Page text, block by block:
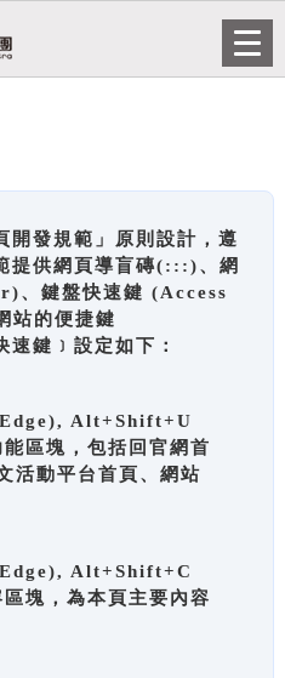
開發規範」原則設計，遵
提供網頁導盲磚(:::)、網
、鍵盤快速鍵 (Access
站的便捷鍵
速鍵﹞設定如下：
Alt+Shift+U
區塊，包括回官網首
活動平台首頁、網站
Alt+Shift+C
塊，為本頁主要內容